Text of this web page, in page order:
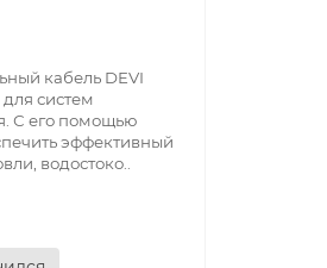
кабель DEVI
систем
С его помощью
эффективный
водостоко..